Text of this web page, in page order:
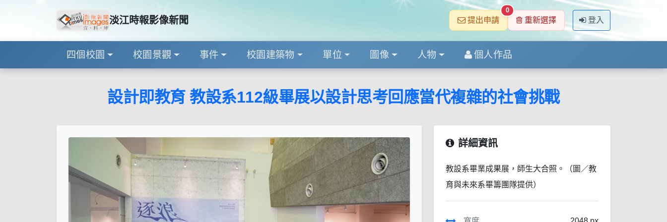
淡江時報影像新聞 提出申請
0
重新選擇 登入
四個校園 校園景觀 事件 校園建築物 單位 圖像 人物 個人作品
設計即教育 教設系112級畢展以設計思考回應當代複雜的社會挑戰
詳細資訊
教設系畢業成果展，師生大合照。（圖／教
育與未來系畢籌團隊提供）